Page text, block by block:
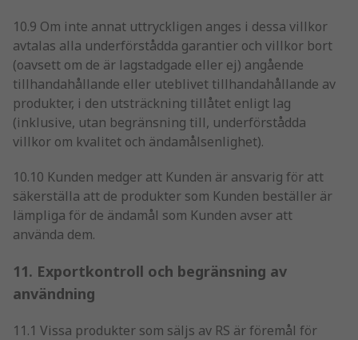
10.9 Om inte annat uttryckligen anges i dessa villkor
avtalas alla underförstådda garantier och villkor bort
(oavsett om de är lagstadgade eller ej) angående
tillhandahållande eller uteblivet tillhandahållande av
produkter, i den utsträckning tillåtet enligt lag
(inklusive, utan begränsning till, underförstådda
villkor om kvalitet och ändamålsenlighet).
10.10 Kunden medger att Kunden är ansvarig för att
säkerställa att de produkter som Kunden beställer är
lämpliga för de ändamål som Kunden avser att
använda dem.
11. Exportkontroll och begränsning av
användning
11.1 Vissa produkter som säljs av RS är föremål för